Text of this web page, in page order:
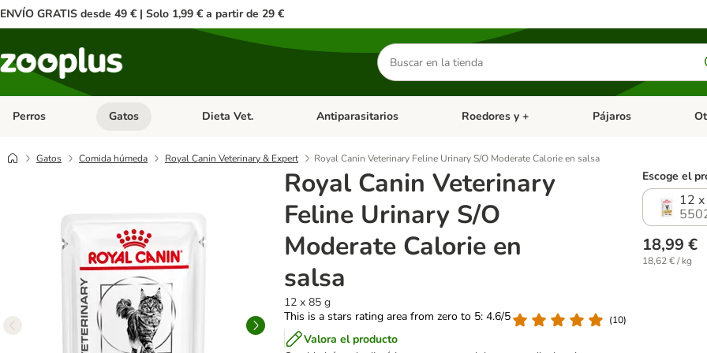
ENVÍO GRATIS desde 49 € | Solo 1,99 € a partir de 29 €
Buscar
productos
Perros Menú de categoria abierto: Perros
Gatos Menú de categoria abierto: Gatos
Dieta Vet. Menú de categoria abierto: Dieta Vet.
Antiparasitarios Menú de categoria abierto: Antiparasitarios
Roedores y + Menú de categoria
Pájaros
Gatos Comida húmeda Royal Canin Veterinary & Expert Royal Canin Veterinary Feline Urinary S/O Moderate Calorie en salsa
Royal Canin Veterinary
Feline Urinary S/O
Moderate Calorie en
salsa
12 x 85 g
This is a stars rating area from zero to 5: 4.6/5
(10)
Valora el producto
Escoge el
12
18,99 €
18,62 € / kg